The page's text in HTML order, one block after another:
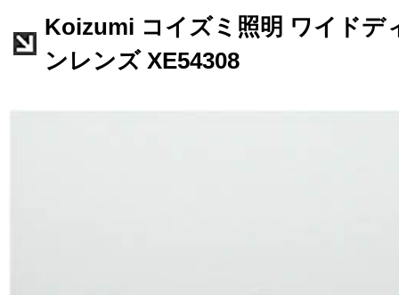
Koizumi コイズミ照明 ワイドデ
ンレンズ XE54308